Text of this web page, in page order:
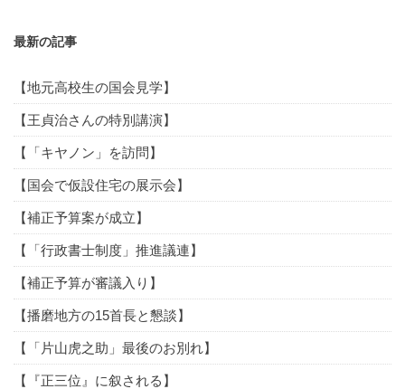
最新の記事
【地元高校生の国会見学】
【王貞治さんの特別講演】
【「キヤノン」を訪問】
【国会で仮設住宅の展示会】
【補正予算案が成立】
【「行政書士制度」推進議連】
【補正予算が審議入り】
【播磨地方の15首長と懇談】
【「片山虎之助」最後のお別れ】
【『正三位』に叙される】